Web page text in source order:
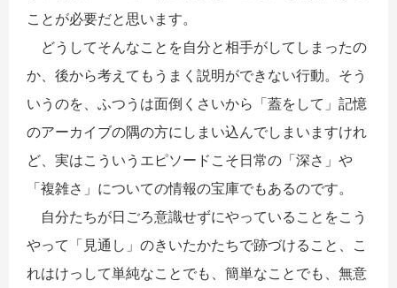
ことが必要だと思います。
どうしてそんなことを自分と相手がしてしまったの
か、後から考えてもうまく説明ができない行動。そう
いうのを、ふつうは面倒くさいから「蓋をして」記憶
のアーカイブの隅の方にしまい込んでしまいますけれ
ど、実はこういうエピソードこそ日常の「深さ」や
「複雑さ」についての情報の宝庫でもあるのです。
自分たちが日ごろ意識せずにやっていることをこう
やって「見通し」のきいたかたちで跡づけること、こ
れはけっして単純なことでも、簡単なことでも、無意